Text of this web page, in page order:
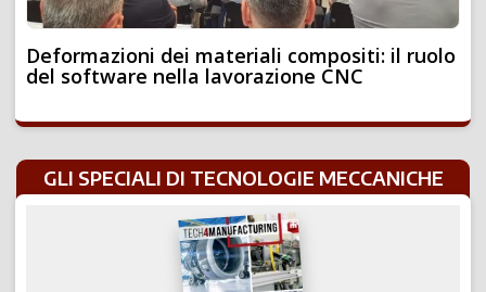
Deformazioni dei materiali compositi: il ruolo
del software nella lavorazione CNC
GLI SPECIALI DI TECNOLOGIE MECCANICHE